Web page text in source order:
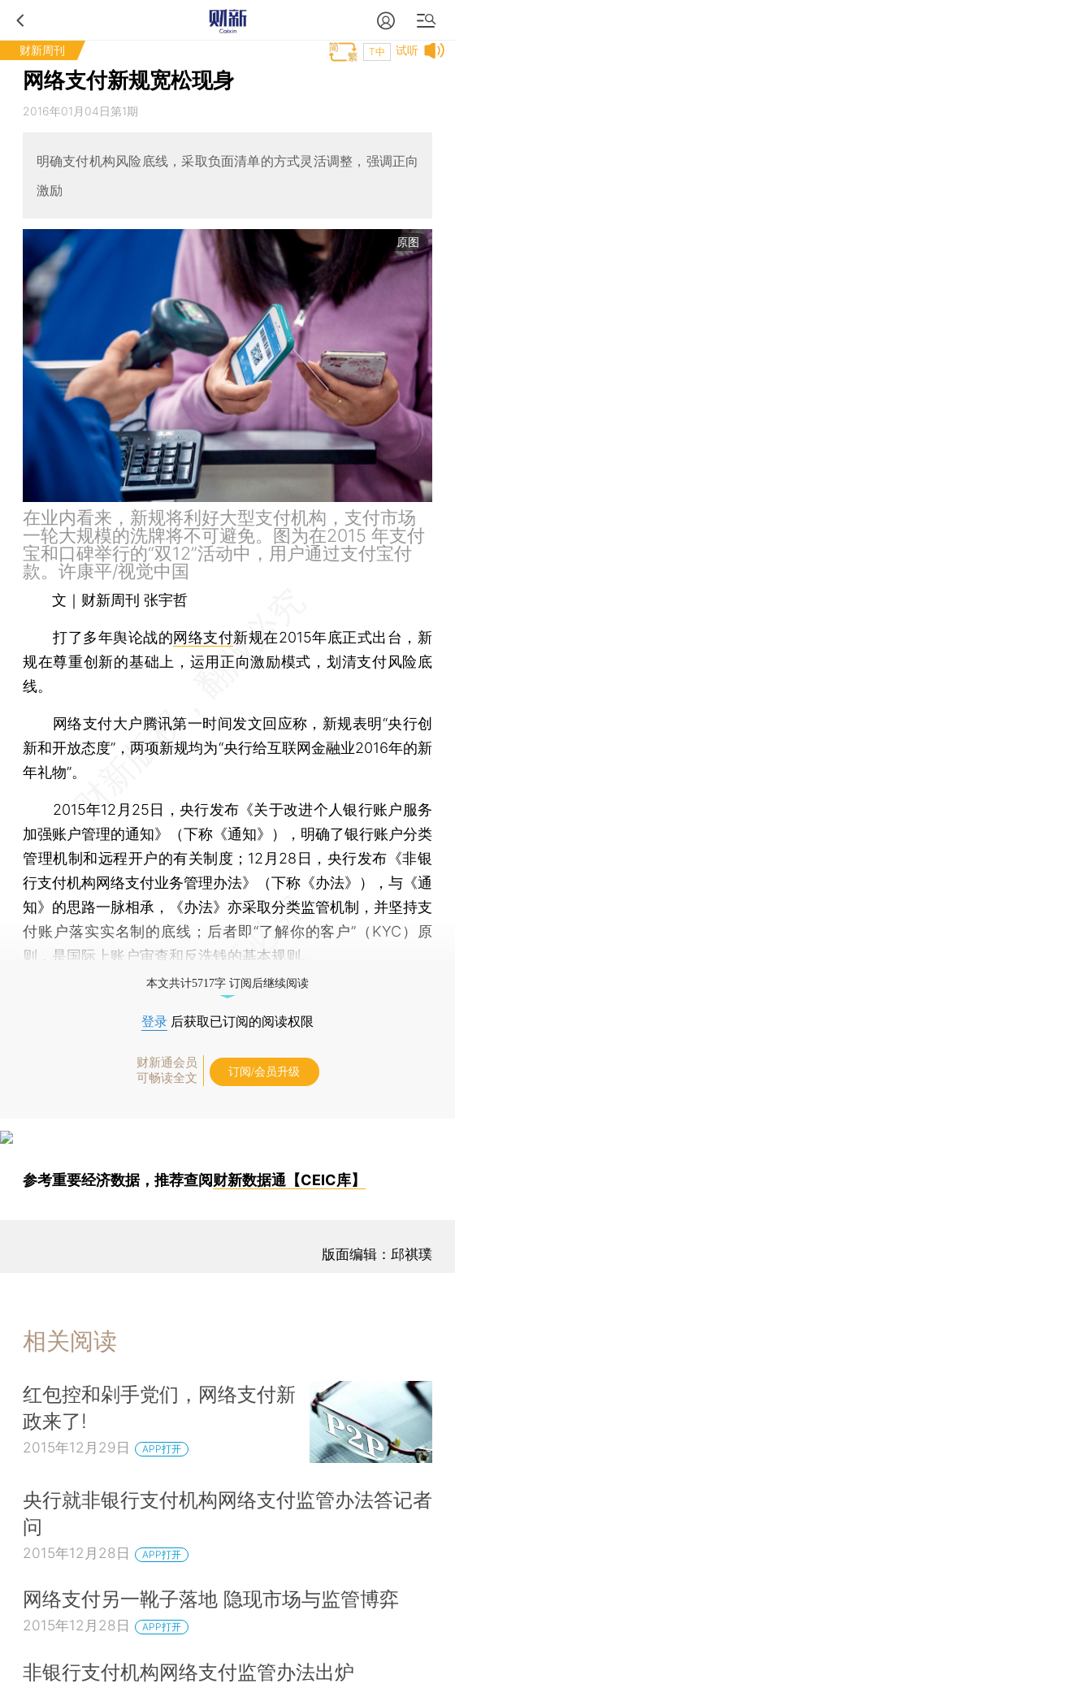
财新周刊 试听
T中
网络支付新规宽松现身
2016年01月04日第1期
明确支付机构风险底线，采取负面清单的方式灵活调整，强调正向
激励
原图
在业内看来，新规将利好大型支付机构，支付市场
一轮大规模的洗牌将不可避免。图为在2015 年支付
宝和口碑举行的“双12”活动中，用户通过支付宝付
款。许康平/视觉中国
文｜财新周刊 张宇哲
打了多年舆论战的网络支付新规在2015年底正式出台，新
规在尊重创新的基础上，运用正向激励模式，划清支付风险底
线。
网络支付大户腾讯第一时间发文回应称，新规表明“央行创
新和开放态度”，两项新规均为“央行给互联网金融业2016年的新
年礼物”。
2015年12月25日，央行发布《关于改进个人银行账户服务
加强账户管理的通知》（下称《通知》），明确了银行账户分类
管理机制和远程开户的有关制度；12月28日，央行发布《非银
行支付机构网络支付业务管理办法》（下称《办法》），与《通
知》的思路一脉相承，《办法》亦采取分类监管机制，并坚持支
付账户落实实名制的底线；后者即“了解你的客户”（KYC）原
则，是国际上账户审查和反洗钱的基本规则。
本文共计5717字 订阅后继续阅读
登录 后获取已订阅的阅读权限
财新通会员
可畅读全文
订阅/会员升级
参考重要经济数据，推荐查阅财新数据通【CEIC库】
版面编辑：邱祺璞
相关阅读
红包控和剁手党们，网络支付新
政来了!
2015年12月29日 APP打开
央行就非银行支付机构网络支付监管办法答记者
问
2015年12月28日 APP打开
网络支付另一靴子落地 隐现市场与监管博弈
2015年12月28日 APP打开
非银行支付机构网络支付监管办法出炉